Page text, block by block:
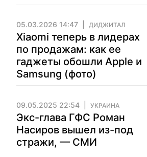
05.03.2026 14:47 ДИДЖИТАЛ
Xiaomi теперь в лидерах
по продажам: как ее
гаджеты обошли Apple и
Samsung (фото)
09.05.2025 22:54 УКРАИНА
Экс-глава ГФС Роман
Насиров вышел из-под
стражи, — СМИ